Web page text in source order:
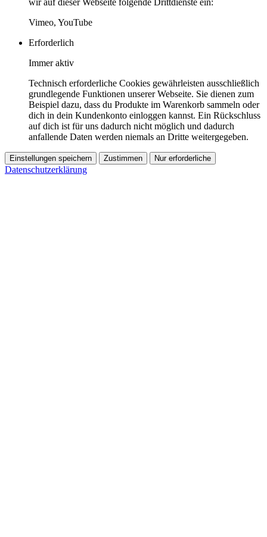
wir auf dieser Webseite folgende Drittdienste ein:
Vimeo, YouTube
Erforderlich
Immer aktiv
Technisch erforderliche Cookies gewährleisten ausschließlich
grundlegende Funktionen unserer Webseite. Sie dienen zum
Beispiel dazu, dass du Produkte im Warenkorb sammeln oder
dich in dein Kundenkonto einloggen kannst. Ein Rückschluss
auf dich ist für uns dadurch nicht möglich und dadurch
anfallende Daten werden niemals an Dritte weitergegeben.
Einstellungen speichern Zustimmen Nur erforderliche
Datenschutzerklärung